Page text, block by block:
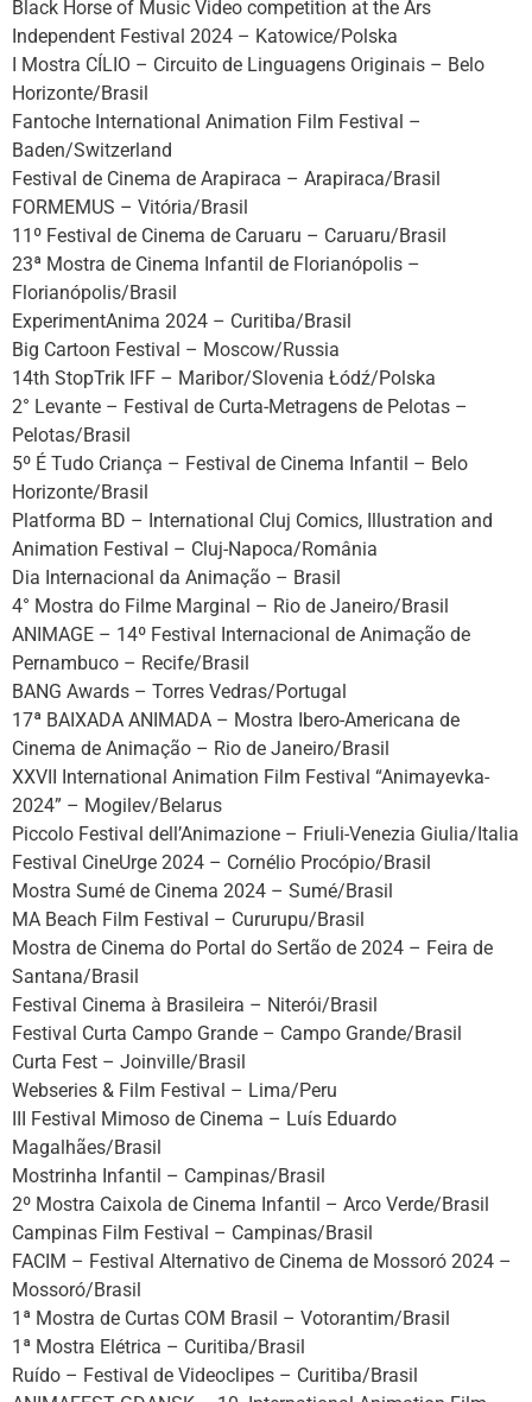
Black Horse of Music Video competition at the Ars
Independent Festival 2024 – Katowice/Polska
I Mostra CÍLIO – Circuito de Linguagens Originais – Belo
Horizonte/Brasil
Fantoche International Animation Film Festival –
Baden/Switzerland
Festival de Cinema de Arapiraca – Arapiraca/Brasil
FORMEMUS – Vitória/Brasil
11º Festival de Cinema de Caruaru – Caruaru/Brasil
23ª Mostra de Cinema Infantil de Florianópolis –
Florianópolis/Brasil
ExperimentAnima 2024 – Curitiba/Brasil
Big Cartoon Festival – Moscow/Russia
14th StopTrik IFF – Maribor/Slovenia Łódź/Polska
2° Levante – Festival de Curta-Metragens de Pelotas –
Pelotas/Brasil
5º É Tudo Criança – Festival de Cinema Infantil – Belo
Horizonte/Brasil
Platforma BD – International Cluj Comics, Illustration and
Animation Festival – Cluj-Napoca/România
Dia Internacional da Animação – Brasil
4° Mostra do Filme Marginal – Rio de Janeiro/Brasil
ANIMAGE – 14º Festival Internacional de Animação de
Pernambuco – Recife/Brasil
BANG Awards – Torres Vedras/Portugal
17ª BAIXADA ANIMADA – Mostra Ibero-Americana de
Cinema de Animação – Rio de Janeiro/Brasil
XXVII International Animation Film Festival “Animayevka-
2024” – Mogilev/Belarus
Piccolo Festival dell’Animazione – Friuli-Venezia Giulia/Italia
Festival CineUrge 2024 – Cornélio Procópio/Brasil
Mostra Sumé de Cinema 2024 – Sumé/Brasil
MA Beach Film Festival – Cururupu/Brasil
Mostra de Cinema do Portal do Sertão de 2024 – Feira de
Santana/Brasil
Festival Cinema à Brasileira – Niterói/Brasil
Festival Curta Campo Grande – Campo Grande/Brasil
Curta Fest – Joinville/Brasil
Webseries & Film Festival – Lima/Peru
III Festival Mimoso de Cinema – Luís Eduardo
Magalhães/Brasil
Mostrinha Infantil – Campinas/Brasil
2º Mostra Caixola de Cinema Infantil – Arco Verde/Brasil
Campinas Film Festival – Campinas/Brasil
FACIM – Festival Alternativo de Cinema de Mossoró 2024 –
Mossoró/Brasil
1ª Mostra de Curtas COM Brasil – Votorantim/Brasil
1ª Mostra Elétrica – Curitiba/Brasil
Ruído – Festival de Videoclipes – Curitiba/Brasil